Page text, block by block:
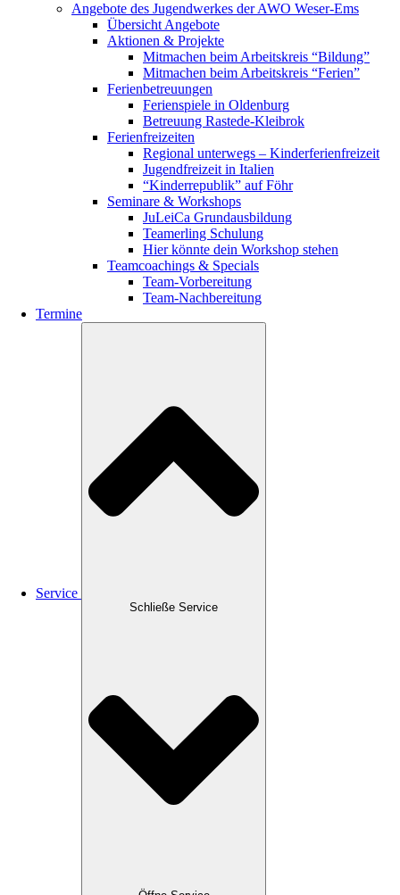
Angebote des Jugendwerkes der AWO Weser-Ems
Übersicht Angebote
Aktionen & Projekte
Mitmachen beim Arbeitskreis “Bildung”
Mitmachen beim Arbeitskreis “Ferien”
Ferienbetreuungen
Ferienspiele in Oldenburg
Betreuung Rastede-Kleibrok
Ferienfreizeiten
Regional unterwegs – Kinderferienfreizeit
Jugendfreizeit in Italien
“Kinderrepublik” auf Föhr
Seminare & Workshops
JuLeiCa Grundausbildung
Teamerling Schulung
Hier könnte dein Workshop stehen
Teamcoachings & Specials
Team-Vorbereitung
Team-Nachbereitung
Termine
Service
Schließe Service